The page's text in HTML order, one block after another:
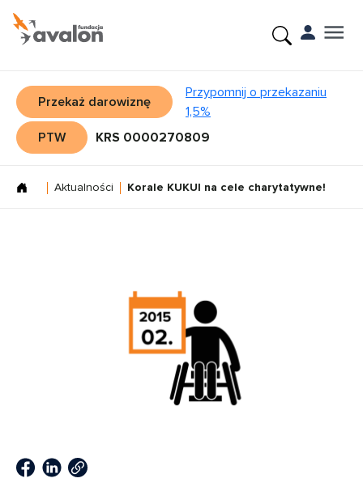
Przekaż darowiznę
Przypomnij o przekazaniu
1,5%
PTW
KRS 0000270809
Aktualności Korale KUKUI na cele charytatywne!